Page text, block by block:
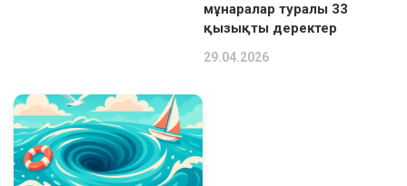
мұнаралар туралы 33
қызықты деректер
29.04.2026